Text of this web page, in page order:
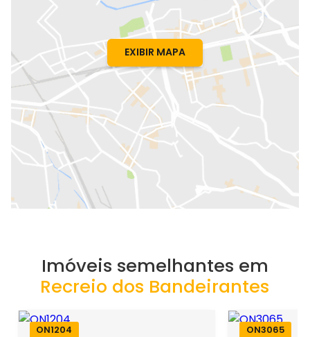
EXIBIR MAPA
Imóveis semelhantes em
Recreio dos Bandeirantes
ON1204 ON3065